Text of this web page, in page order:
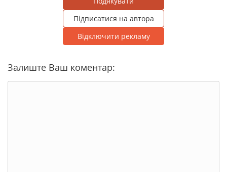
Підписатися на автора
Відключити рекламу
Залиште Ваш коментар: